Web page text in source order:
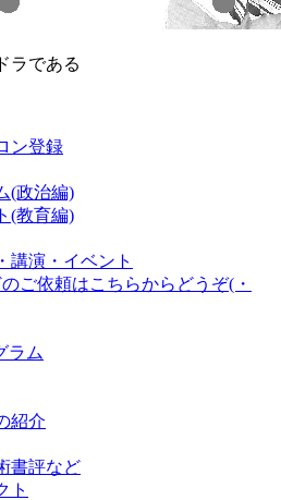
ラである
ン登録
(政治編)
(教育編)
講演・イベント
ご依頼はこちらからどうぞ(・
ラム
紹介
書評など
ト